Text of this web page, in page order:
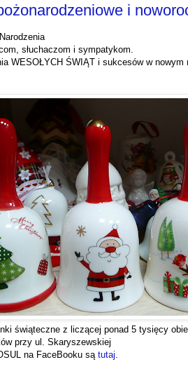
i
słuchaczom i sympatykom.
WESOŁYCH ŚWIĄT i sukcesów w nowym
świąteczne z liczącej ponad 5 tysięcy
przy ul. Skaryszewskiej
na FaceBooku są tutaj